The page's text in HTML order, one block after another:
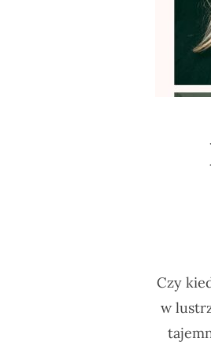
Czy
w